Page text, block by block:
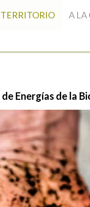
TERRITORIO A LA
de Energías de la